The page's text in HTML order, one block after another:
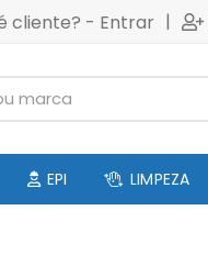
cliente? - Entrar |
EPI LIMPEZA